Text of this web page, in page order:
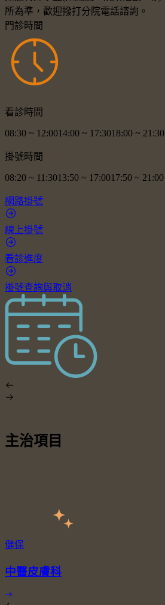
所為準，歡迎撥打分院電話諮詢。
門診時間
看診時間
08:30 ~ 12:0014:00 ~ 17:3018:00 ~ 21:30
掛號時間
08:20 ~ 11:3013:50 ~ 17:0017:50 ~ 21:00
網路掛號
線上掛號
看診進度
掛號查詢與取消
主治項目
健保
中醫皮膚科